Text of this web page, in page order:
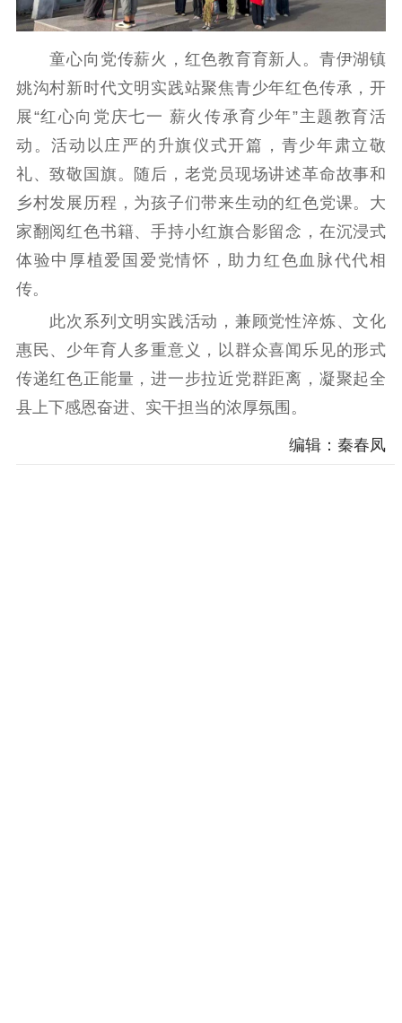
童心向党传薪火，红色教育育新人。青伊湖镇
姚沟村新时代文明实践站聚焦青少年红色传承，开
展“红心向党庆七一 薪火传承育少年”主题教育活
动。活动以庄严的升旗仪式开篇，青少年肃立敬
礼、致敬国旗。随后，老党员现场讲述革命故事和
乡村发展历程，为孩子们带来生动的红色党课。大
家翻阅红色书籍、手持小红旗合影留念，在沉浸式
体验中厚植爱国爱党情怀，助力红色血脉代代相
传。
此次系列文明实践活动，兼顾党性淬炼、文化
惠民、少年育人多重意义，以群众喜闻乐见的形式
传递红色正能量，进一步拉近党群距离，凝聚起全
县上下感恩奋进、实干担当的浓厚氛围。
编辑：秦春凤